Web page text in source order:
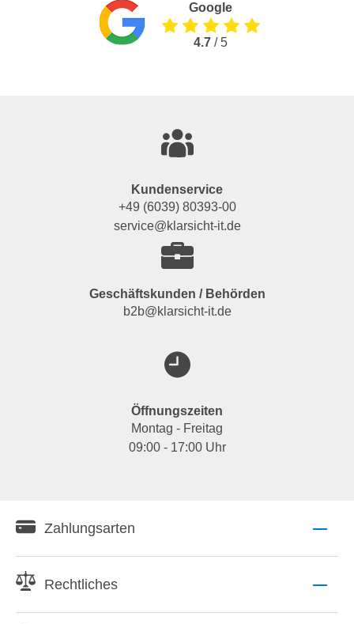
Google
4.7 / 5
Kundenservice
+49 (6039) 80393-00
service@klarsicht-it.de
Geschäftskunden / Behörden
b2b@klarsicht-it.de
Öffnungszeiten
Montag - Freitag
09:00 - 17:00 Uhr
Zahlungsarten
Rechtliches